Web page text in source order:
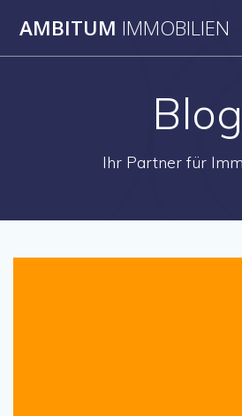
Inhalt
AMBITUM IMMOBILIEN
Blog
Ihr Partner für